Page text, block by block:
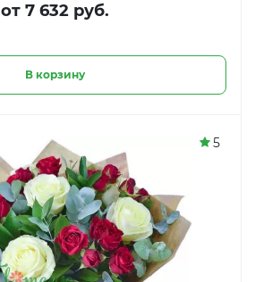
от 7 632 руб.
В корзину
5